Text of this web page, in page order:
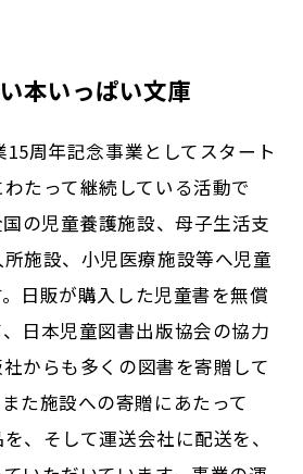
本いっぱい文庫
周年記念事業としてスタート
たって継続している活動で
の児童養護施設、母子生活支
施設、小児医療施設等へ児童
日販が購入した児童書を無償
日本児童図書出版協会の協力
からも多くの図書を寄贈して
た施設への寄贈にあたって
、 そして運送会社に配送を、